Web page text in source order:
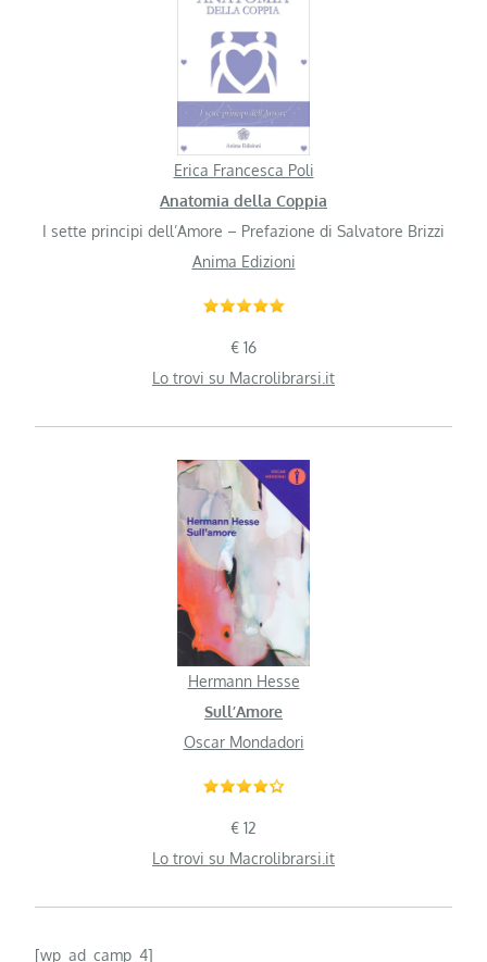
Erica Francesca Poli
Anatomia della Coppia
I sette principi dell’Amore – Prefazione di Salvatore Brizzi
Anima Edizioni
€ 16
Lo trovi su Macrolibrarsi.it
Hermann Hesse
Sull’Amore
Oscar Mondadori
€ 12
Lo trovi su Macrolibrarsi.it
[wp_ad_camp_4]